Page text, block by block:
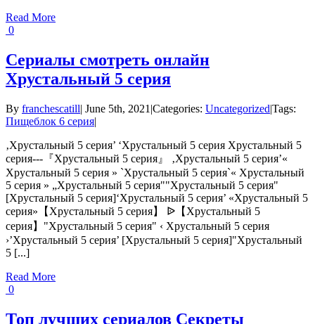
Read More
0
Сериалы смотреть онлайн
Хрустальный 5 серия
By franchescatill| June 5th, 2021 |Categories: Uncategorized|Tags:
Пищеблок 6 серия|
‚Хрустальный 5 серия’ ‘Хрустальный 5 серия Хрустальный 5
серия---『Хрустальный 5 серия』 ‚Хрустальный 5 серия’«
Хрустальный 5 серия » `Хрустальный 5 серия`« Хрустальный
5 серия » „Хрустальный 5 серия""Хрустальный 5 серия"
[Хрустальный 5 серия]‘Хрустальный 5 серия’ «Хрустальный 5
серия»【Хрустальный 5 серия】 ᐉ【Хрустальный 5
серия】"Хрустальный 5 серия" ‹ Хрустальный 5 серия
›’Хрустальный 5 серия’ [Хрустальный 5 серия]"Хрустальный
5 [...]
Read More
0
Топ лучших сериалов Секреты